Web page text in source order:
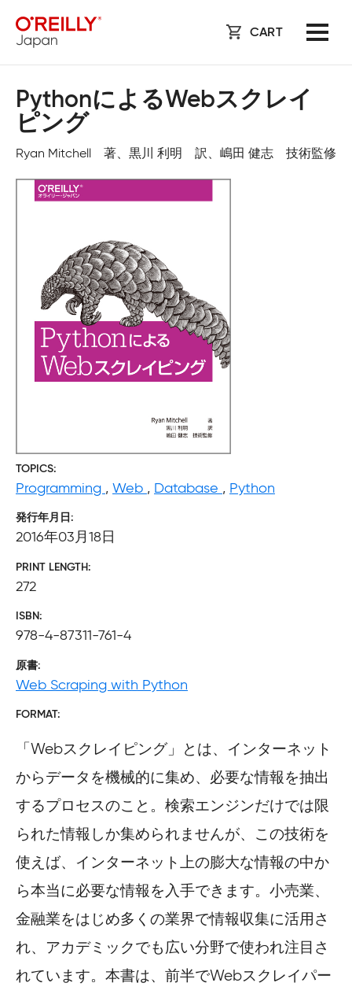
CART
PythonによるWebスクレイ
ピング
Ryan Mitchell 著、黒川 利明 訳、嶋田 健志 技術監修
TOPICS
Programming , Web , Database , Python
発行年月日
2016年03月18日
PRINT LENGTH
272
ISBN
978-4-87311-761-4
原書
Web Scraping with Python
FORMAT
「Webスクレイピング」とは、インターネット
からデータを機械的に集め、必要な情報を抽出
するプロセスのこと。検索エンジンだけでは限
られた情報しか集められませんが、この技術を
使えば、インターネット上の膨大な情報の中か
ら本当に必要な情報を入手できます。小売業、
金融業をはじめ多くの業界で情報収集に活用さ
れ、アカデミックでも広い分野で使われ注目さ
れています。本書は、前半でWebスクレイパー